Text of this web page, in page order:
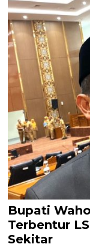
Bupati
Terbentur
Sekitar